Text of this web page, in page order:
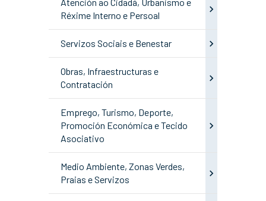
Réxime Interno e Persoal
Servizos Sociais e Benestar
Obras, Infraestructuras e
Contratación
Emprego, Turismo, Deporte,
Promoción Económica e Tecido
Asociativo
Medio Ambiente, Zonas Verdes,
Praias e Servizos